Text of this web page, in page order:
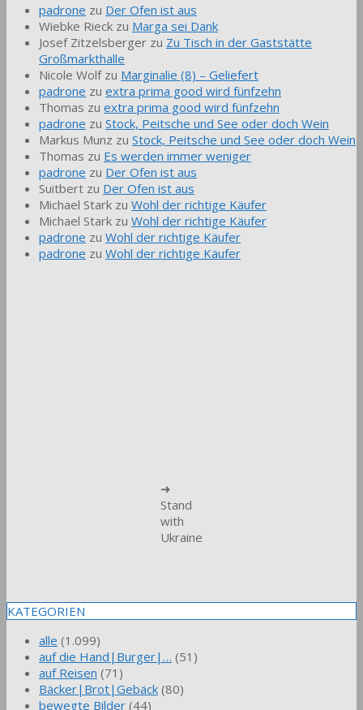
padrone zu Der Ofen ist aus
Wiebke Rieck zu Marga sei Dank
Josef Zitzelsberger zu Zu Tisch in der Gaststätte
Großmarkthalle
Nicole Wolfzu Marginalie (8) – Geliefert
padrone zu extra prima good wird fünfzehn
Thomas zu extra prima good wird fünfzehn
padrone zu Stock, Peitsche und See oder doch Wein
Markus Munz zu Stock, Peitsche und See oder doch Wein
Thomas zu Es werden immer weniger
padrone zu Der Ofen ist aus
Suitbert zu Der Ofen ist aus
Michael Stark zu Wohl der richtige Käufer
Michael Stark zu Wohl der richtige Käufer
padrone zu Wohl der richtige Käufer
padrone zu Wohl der richtige Käufer
➜
Stand
with
Ukraine
KATEGORIEN
alle (1.099)
auf die Hand|Burger|… (51)
auf Reisen (71)
Bäcker|Brot|Gebäck (80)
bewegte Bilder (44)